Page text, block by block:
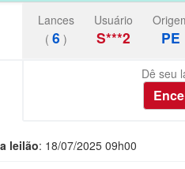
Lances
( 6 )
Usuário
S***2 PE
Dê seu
leilão: 18/07/2025 09h00